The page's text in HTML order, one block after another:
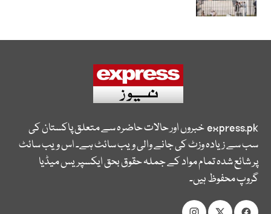
express.pkخبروں اور حالات حاضرہ سے متعلق پاکستان کی
سب سے زیادہ وزٹ کی جانے والی ویب سائٹ ہے۔ اس ویب سائٹ
پر شائع شدہ تمام مواد کے جملہ حقوق بحق ایکسپریس میڈیا
گروپ محفوظ ہیں۔